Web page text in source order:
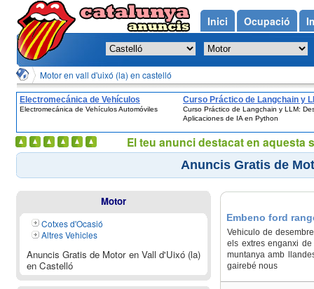
Motor en vall d'uixó (la) en castelló
Electromecánica de Vehículos
Automóviles
Electromecánica de Vehículos Automóviles
Curso Práctico de Langchain y
Desarrolla Aplicaciones de IA en
Python
Curso Práctico de Langchain y LLM:
Aplicaciones de IA en Python
Anuncis Gratis de
Embeno ford
Vehiculo de
els extres enganxi
muntanya amb
gairebé nous
Motor
Cotxes d'Ocasió
Altres Vehicles
Anuncis Gratis de Motor en Vall d'Uixó (la)
en Castelló
Inici Ocupació
El teu anunci destacat en aquesta